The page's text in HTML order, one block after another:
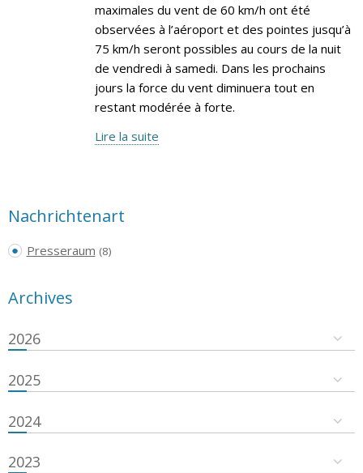
maximales du vent de 60 km/h ont été
observées à l’aéroport et des pointes jusqu’à
75 km/h seront possibles au cours de la nuit
de vendredi à samedi. Dans les prochains
jours la force du vent diminuera tout en
restant modérée à forte.
Lire la suite
Nachrichtenart
Presseraum (8)
Archives
2026
2025
2024
2023